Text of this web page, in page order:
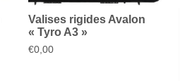
Valises rigides Avalon
« Tyro A3 »
€0,00